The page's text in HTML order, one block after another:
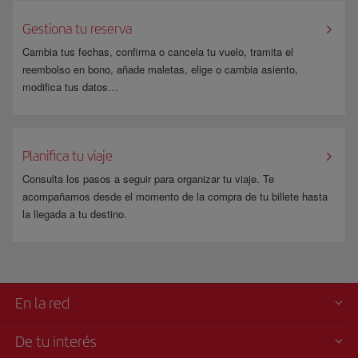
reserva por separado.
Infórmate en la página dewww.fomento.gob.es .
Gestiona tu reserva
Cambia tus fechas, confirma o cancela tu vuelo, tramita el
reembolso en bono, añade maletas, elige o cambia asiento,
modifica tus datos…
Planifica tu viaje
Consulta los pasos a seguir para organizar tu viaje. Te
acompañamos desde el momento de la compra de tu billete hasta
la llegada a tu destino.
En la red
De tu interés